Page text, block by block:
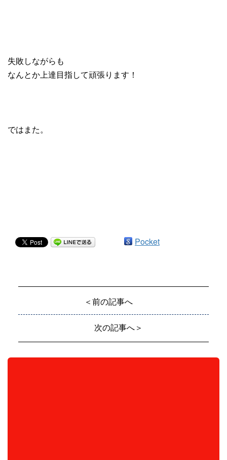
失敗しながらも
なんとか上達目指して頑張ります！
ではまた。
Pocket
＜前の記事へ
次の記事へ＞